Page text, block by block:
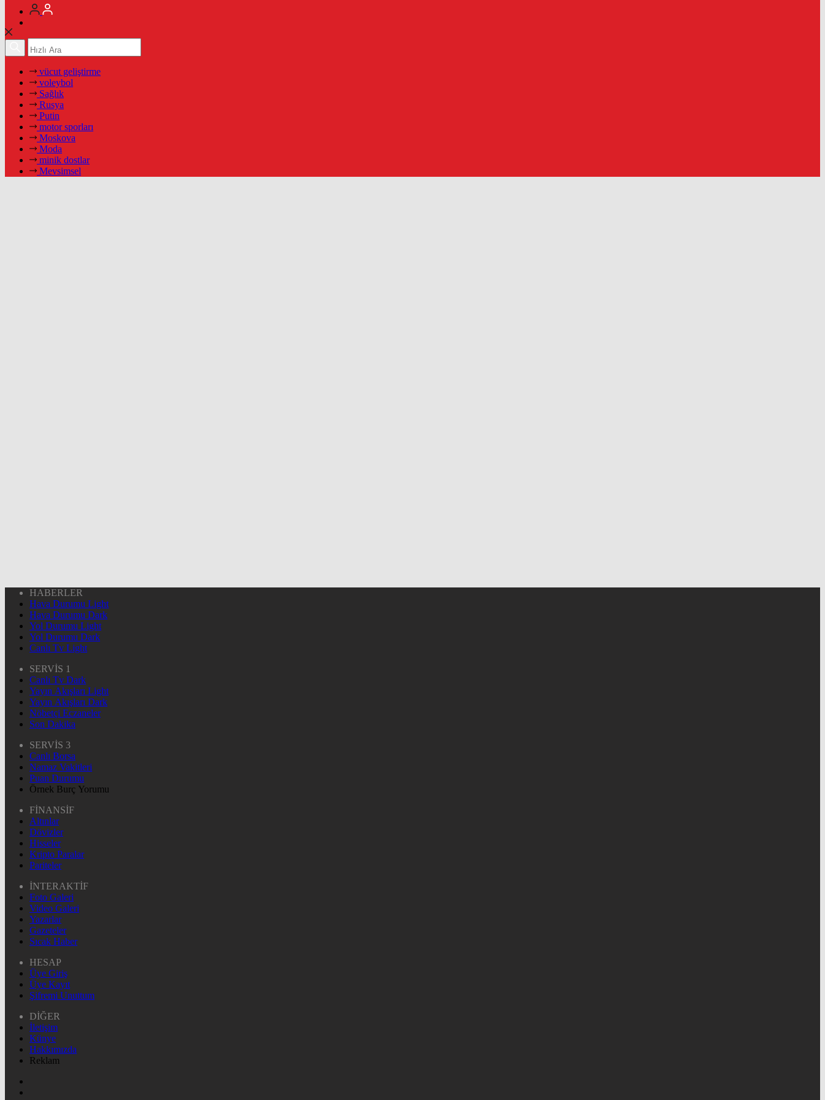
vücut geliştirme
voleybol
Sağlık
Rusya
Putin
motor sporları
Moskova
Moda
minik dostlar
Mevsimsel
HABERLER
Hava Durumu Light
Hava Durumu Dark
Yol Durumu Light
Yol Durumu Dark
Canlı Tv Light
SERVİS 1
Canlı Tv Dark
Yayın Akışları Light
Yayın Akışları Dark
Nöbetçi Eczaneler
Son Dakika
SERVİS 3
Canlı Borsa
Namaz Vakitleri
Puan Durumu
Örnek Burç Yorumu
FİNANSİF
Altınlar
Dövizler
Hisseler
Kripto Paralar
Pariteler
İNTERAKTİF
Foto Galeri
Video Galeri
Yazarlar
Gazeteler
Sıcak Haber
HESAP
Üye Giriş
Üye Kayıt
Şifremi Unuttum
DİĞER
İletişim
Künye
Hakkımızda
Reklam